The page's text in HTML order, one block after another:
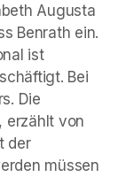
Augusta
Benrath ein.
ist
Bei
Die
erzählt von
der
müssen